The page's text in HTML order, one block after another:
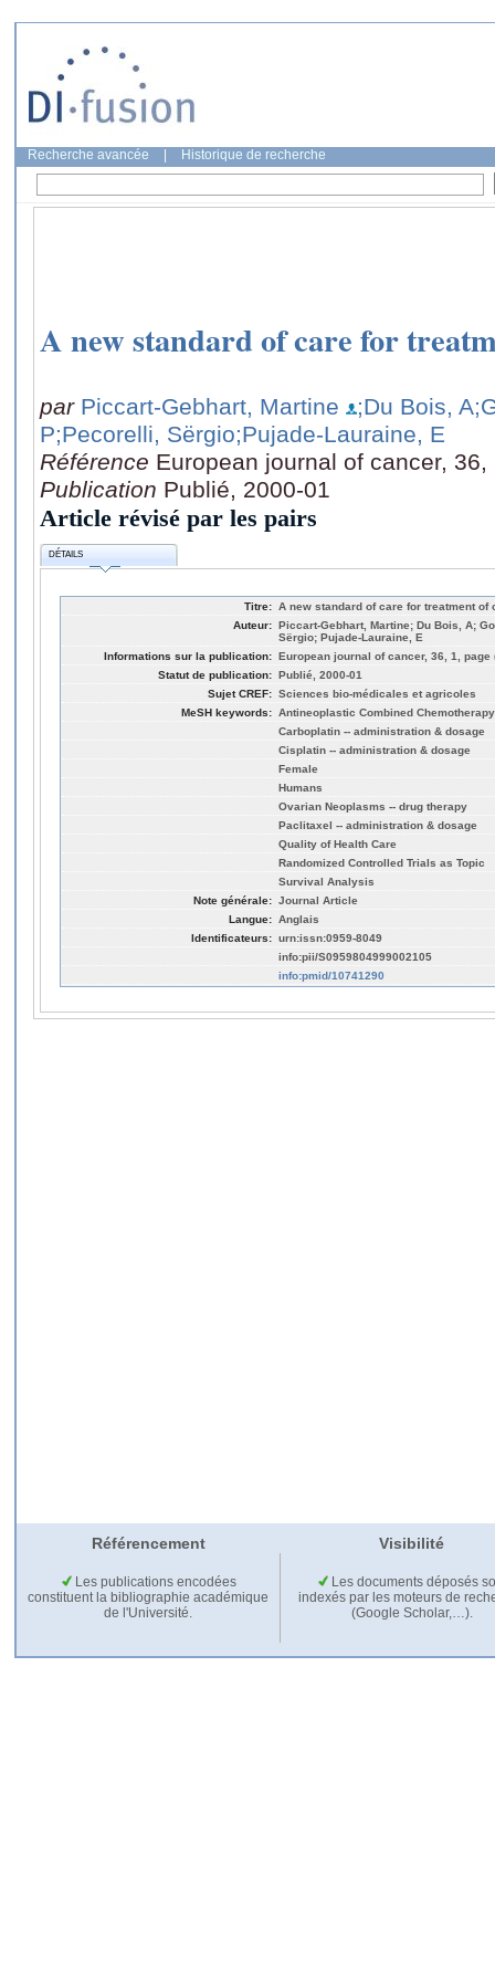
Recherche avancée Historique de recherche
A new standard of care for
par Piccart-Gebhart, Martine ;Du Bois, A
P;Pecorelli, Sërgio;Pujade-Lauraine, E
Référence European journal of cancer,
Publication Publié, 2000-01
Article révisé par les pairs
DÉTAILS
Titre: A new standard of care for treatment of
Auteur: Piccart-Gebhart, Martine; Du Bois, A;
Sërgio; Pujade-Lauraine, E
Informations sur la publication: European journal of cancer, 36, 1, page
Statut de publication: Publié, 2000-01
Sujet CREF: Sciences bio-médicales et agricoles
MeSH keywords: Antineoplastic Combined
Carboplatin -- administration & dosage
Cisplatin -- administration & dosage
Female
Humans
Ovarian Neoplasms -- drug therapy
Paclitaxel -- administration & dosage
Quality of Health Care
Randomized Controlled Trials as Topic
Survival Analysis
Note générale: Journal Article
Langue: Anglais
Identificateurs: urn:issn:0959-8049
info:pii/S0959804999002105
info:pmid/10741290
Référencement Visibilité
Les publications encodées
constituent la bibliographie académique
de l'Université.
Les documents déposés
indexés par les moteurs de
(Google Scholar,…).